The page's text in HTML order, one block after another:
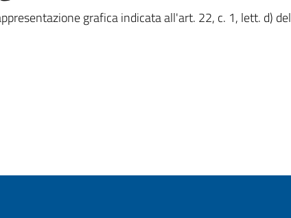
grafica indicata all'art. 22, c. 1, lett. d)